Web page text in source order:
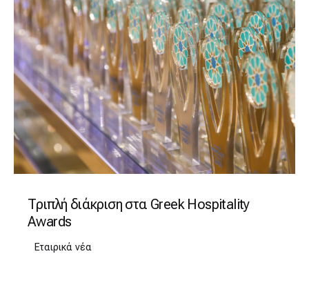
Τριπλή διάκριση στα Greek Hospitality
Awards
Εταιρικά νέα